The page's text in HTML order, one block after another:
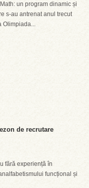
un program dinamic și
s-au antrenat anul trecut
Olimpiada...
de recrutare
fără experiență în
funcțional și